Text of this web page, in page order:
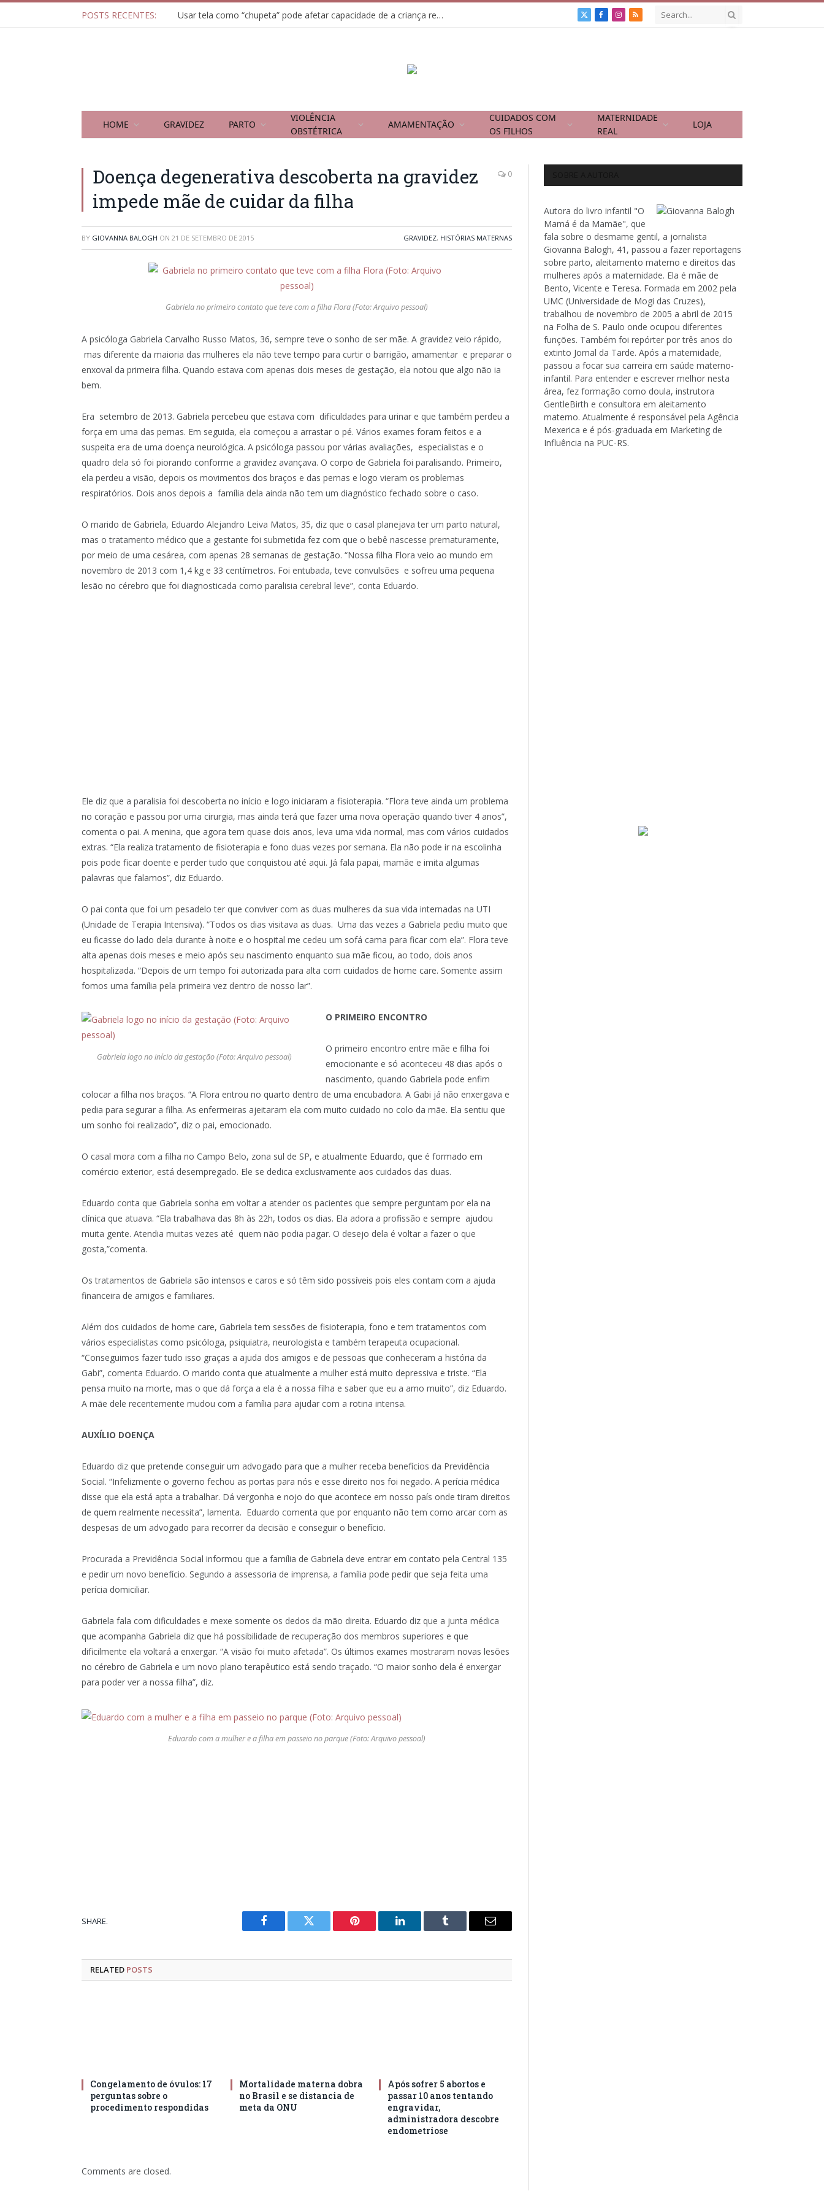
POSTS RECENTES: Usar tela como “chupeta” pode afetar capacidade de a criança regular emoções
X
Facebook
Instagram
RSS
HOME GRAVIDEZ PARTO
VIOLÊNCIA
OBSTÉTRICA
AMAMENTAÇÃO
CUIDADOS COM
OS FILHOS
MATERNIDADE
REAL
LOJA
Doença degenerativa descoberta na gravidez
impede mãe de cuidar da filha
0
BY GIOVANNA BALOGH ON 21 DE SETEMBRO DE 2015 GRAVIDEZ, HISTÓRIAS MATERNAS
Gabriela no primeiro contato que teve com a filha Flora (Foto: Arquivo pessoal)
A psicóloga Gabriela Carvalho Russo Matos, 36, sempre teve o sonho de ser mãe. A gravidez veio rápido,
mas diferente da maioria das mulheres ela não teve tempo para curtir o barrigão, amamentar e preparar o
enxoval da primeira filha. Quando estava com apenas dois meses de gestação, ela notou que algo não ia
bem.
Era setembro de 2013. Gabriela percebeu que estava com dificuldades para urinar e que também perdeu a
força em uma das pernas. Em seguida, ela começou a arrastar o pé. Vários exames foram feitos e a
suspeita era de uma doença neurológica. A psicóloga passou por várias avaliações, especialistas e o
quadro dela só foi piorando conforme a gravidez avançava. O corpo de Gabriela foi paralisando. Primeiro,
ela perdeu a visão, depois os movimentos dos braços e das pernas e logo vieram os problemas
respiratórios. Dois anos depois a família dela ainda não tem um diagnóstico fechado sobre o caso.
O marido de Gabriela, Eduardo Alejandro Leiva Matos, 35, diz que o casal planejava ter um parto natural,
mas o tratamento médico que a gestante foi submetida fez com que o bebê nascesse prematuramente,
por meio de uma cesárea, com apenas 28 semanas de gestação. “Nossa filha Flora veio ao mundo em
novembro de 2013 com 1,4 kg e 33 centímetros. Foi entubada, teve convulsões e sofreu uma pequena
lesão no cérebro que foi diagnosticada como paralisia cerebral leve”, conta Eduardo.
Ele diz que a paralisia foi descoberta no início e logo iniciaram a fisioterapia. “Flora teve ainda um problema
no coração e passou por uma cirurgia, mas ainda terá que fazer uma nova operação quando tiver 4 anos”,
comenta o pai. A menina, que agora tem quase dois anos, leva uma vida normal, mas com vários cuidados
extras. “Ela realizatratamento de fisioterapia e fono duas vezes por semana. Ela não pode ir na escolinha
pois pode ficar doente e perder tudo que conquistou até aqui. Já fala papai, mamãe e imita algumas
palavras que falamos”, diz Eduardo.
O pai conta que foi um pesadelo ter que conviver com as duas mulheres da sua vida internadas na UTI
(Unidade de Terapia Intensiva). “Todos os dias visitava as duas. Uma das vezes a Gabriela pediu muito que
eu ficasse do lado dela durante à noite e o hospital me cedeu um sofá cama para ficar com ela”. Flora teve
alta apenas dois meses e meio após seu nascimento enquanto sua mãe ficou, ao todo, dois anos
hospitalizada. “Depois de um tempo foi autorizada para alta com cuidados de home care. Somente assim
fomos uma família pela primeira vez dentro de nosso lar”.
Gabriela logo no início da gestação (Foto: Arquivo pessoal)
O PRIMEIRO ENCONTRO
O primeiro encontro entre mãe e filha foi
emocionante e só aconteceu 48 dias após o
nascimento, quando Gabriela pode enfim
colocar a filha nos braços. “A Flora entrou no quarto dentro de uma encubadora. A Gabi já não enxergava e
pedia para segurar a filha. As enfermeiras ajeitaram ela com muito cuidado no colo da mãe. Ela sentiu que
um sonho foi realizado”, diz o pai, emocionado.
O casal mora com a filha no Campo Belo, zona sul de SP, e atualmente Eduardo, que é formado em
comércio exterior, está desempregado. Ele se dedica exclusivamente aos cuidados das duas.
Eduardo conta que Gabriela sonha em voltar a atender os pacientes que sempre perguntam por ela na
clínica que atuava. “Ela trabalhava das 8h às 22h, todos os dias. Ela adora a profissão e sempre ajudou
muita gente. Atendia muitas vezes até quem não podia pagar. O desejo dela é voltar a fazer o que
gosta,”comenta.
Os tratamentos de Gabriela são intensos e caros e só têm sido possíveis pois eles contam com a ajuda
financeira de amigos e familiares.
Além dos cuidados de home care, Gabriela tem sessões de fisioterapia, fono e tem tratamentos com
vários especialistas como psicóloga, psiquiatra, neurologista e também terapeuta ocupacional.
“Conseguimos fazer tudo isso graças a ajuda dos amigos e de pessoas que conheceram a história da
Gabi”, comenta Eduardo. O marido conta que atualmente a mulher está muito depressiva e triste. “Ela
pensa muito na morte, mas o que dá força a ela é a nossa filha e saber que eu a amo muito”, diz Eduardo.
A mãe dele recentemente mudou com a família para ajudar com a rotina intensa.
AUXÍLIO DOENÇA
Eduardo diz que pretende conseguir um advogado para que a mulher receba benefícios da Previdência
Social. “Infelizmente o governo fechou as portas para nós e esse direito nos foi negado. A perícia médica
disse que ela está apta a trabalhar. Dá vergonha e nojo do que acontece em nosso país onde tiram direitos
de quem realmente necessita”, lamenta. Eduardo comenta que por enquanto não tem como arcar com as
despesas de um advogado para recorrer da decisão e conseguir o benefício.
Procurada a Previdência Social informou que a família de Gabriela deve entrar em contato pela Central 135
e pedir um novo benefício. Segundo a assessoria de imprensa, a família pode pedir que seja feita uma
perícia domiciliar.
Gabriela fala com dificuldades e mexe somente os dedos da mão direita. Eduardo diz que a junta médica
que acompanha Gabriela diz que há possibilidade de recuperação dos membros superiores e que
dificilmente ela voltará a enxergar. “A visão foi muito afetada”. Os últimos exames mostraram novas lesões
no cérebro de Gabriela e um novo plano terapêutico está sendo traçado. “O maior sonho dela é enxergar
para poder ver a nossa filha”, diz.
Eduardo com a mulher e a filha em passeio no parque (Foto: Arquivo pessoal)
SHARE.
Facebook Twitter Pinterest LinkedIn Tumblr Email
RELATED POSTS
Congelamento de óvulos: 17
perguntas sobre o
procedimento respondidas
Mortalidade materna dobra
no Brasil e se distancia de
meta da ONU
Após sofrer 5 abortos e
passar 10 anos tentando
engravidar,
administradora descobre
endometriose
Comments are closed.
Autora do livro infantil "O
Mamá é da Mamãe", que
fala sobre o desmame gentil, a jornalista
Giovanna Balogh, 41, passou a fazer reportagens
sobre parto, aleitamento materno e direitos das
mulheres após a maternidade. Ela é mãe de
Bento, Vicente e Teresa. Formada em 2002 pela
UMC (Universidade de Mogi das Cruzes),
trabalhou de novembro de 2005 a abril de 2015
na Folha de S. Paulo onde ocupou diferentes
funções. Também foi repórter por três anos do
extinto Jornal da Tarde. Após a maternidade,
passou a focar sua carreira em saúde materno-
infantil. Para entender e escrever melhor nesta
área, fez formação como doula, instrutora
GentleBirth e consultora em aleitamento
materno. Atualmente é responsável pela Agência
Mexerica e é pós-graduada em Marketing de
Influência na PUC-RS.